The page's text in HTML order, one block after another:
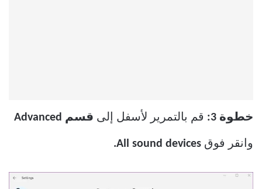
خطوة 3: قم بالتمرير لأسفل إلى قسم Advanced
وانقر فوق All sound devices.